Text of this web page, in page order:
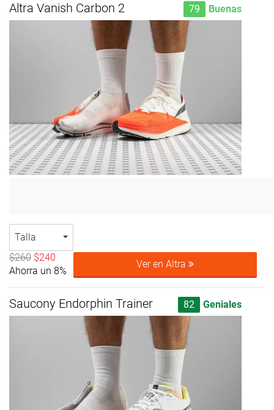
Altra Vanish Carbon 2 79 Buenas
Talla
$260 $240
Ahorra un 8%
Ver en Altra
Saucony Endorphin Trainer 82 Geniales